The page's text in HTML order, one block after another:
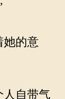
的意
自带气